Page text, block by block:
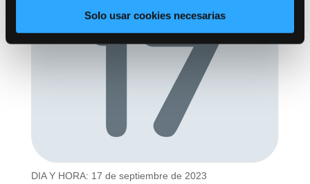
Solo usar cookies necesarias
DIA Y HORA: 17 de septiembre de 2023